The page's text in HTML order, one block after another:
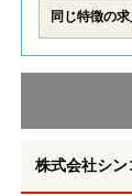
同じ特徴の求
株式会社シ